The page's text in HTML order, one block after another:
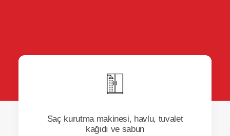
Saç kurutma makinesi, havlu, tuvalet
kağıdı ve sabun